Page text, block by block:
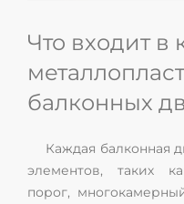
Что входит в
балконных
Каждая балконная
элементов, таких
порог,